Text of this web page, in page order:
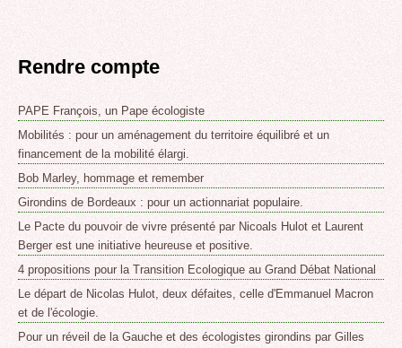
Rendre compte
PAPE François, un Pape écologiste
Mobilités : pour un aménagement du territoire équilibré et un
financement de la mobilité élargi.
Bob Marley, hommage et remember
Girondins de Bordeaux : pour un actionnariat populaire.
Le Pacte du pouvoir de vivre présenté par Nicoals Hulot et Laurent
Berger est une initiative heureuse et positive.
4 propositions pour la Transition Ecologique au Grand Débat National
Le départ de Nicolas Hulot, deux défaites, celle d'Emmanuel Macron
et de l'écologie.
Pour un réveil de la Gauche et des écologistes girondins par Gilles